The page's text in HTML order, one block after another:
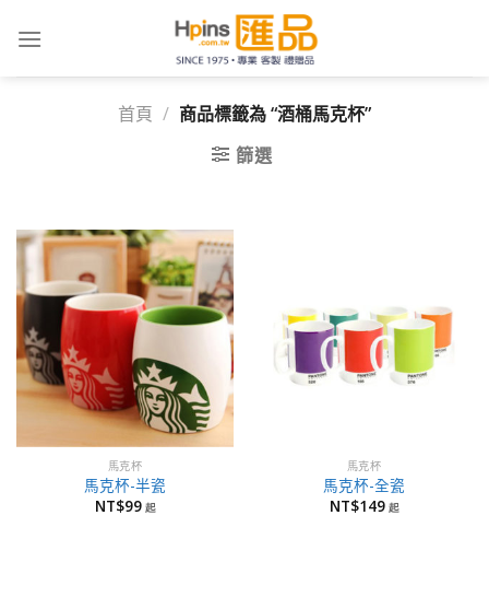
首頁 / 商品標籤為 “酒桶馬克杯”
篩選
馬克杯
馬克杯-半瓷
NT$99
馬克杯
馬克杯-全瓷
NT$149